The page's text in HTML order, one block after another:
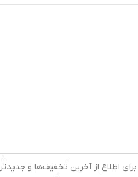
اطلاع از آخرین تخفیف‌ها و